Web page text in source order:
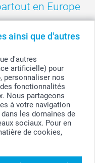
ainsi que d'autres
d'autres
artificielle) pour
personnaliser nos
fonctionnalités
Nous partageons
à votre navigation
les domaines de
sociaux. Pour en
de cookies,
en Europe
- France - Ireland
Kingdom
incluse et hors frais de port.